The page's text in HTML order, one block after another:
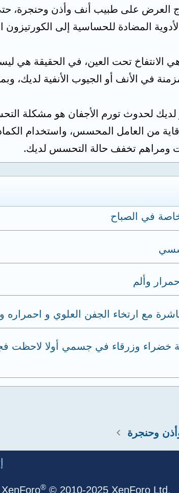
العرض على طبيب أنف وأذن
المضادة للحساسية إلى
الانتفاخ تحت العين، في الحقيقة
في الأنف أو الجيوب الأنفية لديك،
لديك لحدوث تورم الأجفان هو مشكلة
من العامل المحسس، واستخدام
تخفف حالة التحسس لديك.
خاصة في الصباح
وألم
مع ارتخاء الجفن العلوي و احمراره
خضراء وزرقاء في جسمي أولا
وحنجرة
® © 2010-2025 XenForo Ltd.